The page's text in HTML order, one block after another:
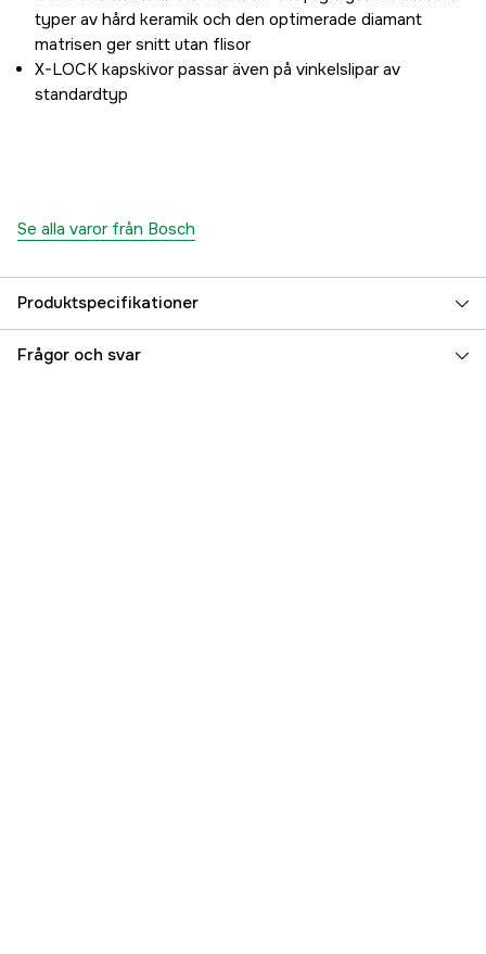
typer av hård keramik och den optimerade diamant
matrisen ger snitt utan flisor
X-LOCK kapskivor passar även på vinkelslipar av
standardtyp
Se alla varor från Bosch
Produktspecifikationer
Håldiameter, min 22.23 mm
Frågor och svar